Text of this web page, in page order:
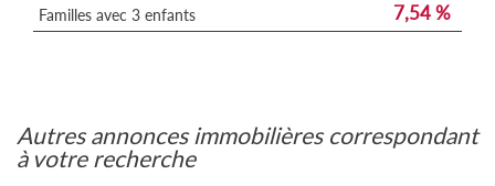
Familles avec 3 enfants 7,54 %
autres annonces immobilières correspondant
à votre recherche